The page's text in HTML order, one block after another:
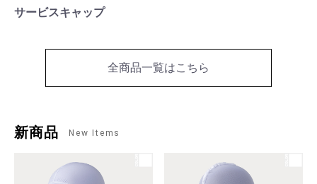
サービスキャップ
全商品一覧はこちら
新商品 New Items